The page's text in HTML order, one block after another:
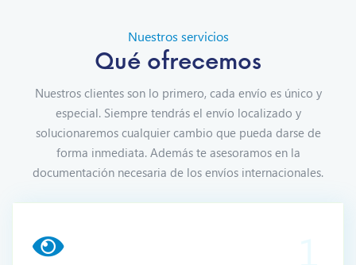
Nuestros servicios
Qué ofrecemos
Nuestros clientes son lo primero, cada envío es único y
especial. Siempre tendrás el envío localizado y
solucionaremos cualquier cambio que pueda darse de
forma inmediata. Además te asesoramos en la
documentación necesaria de los envíos internacionales.